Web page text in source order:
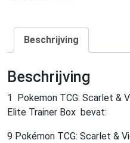
Beschrijving
Beschrijving
1 Pokemon TCG: Scarlet &
Elite Trainer Box bevat:
9 Pokémon TCG: Scarlet &